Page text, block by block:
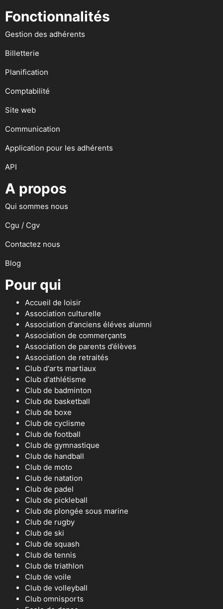
Fonctionnalités
Gestion des adhérents
Billetterie
Planification
Comptabilité
Site web
Communication
Application pour les adhérents
API
A propos
Qui sommes nous
Cgu / Cgv
Contactez nous
Blog
Pour qui
Accueil de loisir
Association culturelle
Association d'anciens éléves alumni
Association de commerçants
Association de parents d’élèves
Association de retraités
Club d'arts martiaux
Club d'athlétisme
Club de badminton
Club de basketball
Club de boxe
Club de cyclisme
Club de football
Club de gymnastique
Club de handball
Club de moto
Club de natation
Club de padel
Club de pickleball
Club de plongée sous marine
Club de rugby
Club de ski
Club de squash
Club de tennis
Club de triathlon
Club de voile
Club de volleyball
Club omnisports